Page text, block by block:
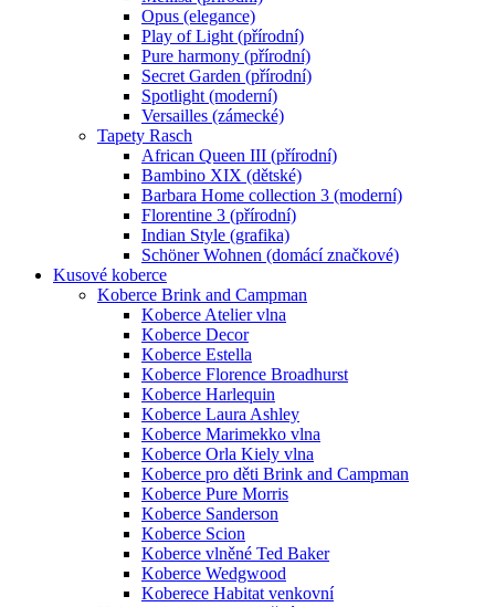
Opus (elegance)
Play of Light (přírodní)
Pure harmony (přírodní)
Secret Garden (přírodní)
Spotlight (moderní)
Versailles (zámecké)
Tapety Rasch
African Queen III (přírodní)
Bambino XIX (dětské)
Barbara Home collection 3 (moderní)
Florentine 3 (přírodní)
Indian Style (grafika)
Schöner Wohnen (domácí značkové)
Kusové koberce
Koberce Brink and Campman
Koberce Atelier vlna
Koberce Decor
Koberce Estella
Koberce Florence Broadhurst
Koberce Harlequin
Koberce Laura Ashley
Koberce Marimekko vlna
Koberce Orla Kiely vlna
Koberce pro děti Brink and Campman
Koberce Pure Morris
Koberce Sanderson
Koberce Scion
Koberce vlněné Ted Baker
Koberce Wedgwood
Koberece Habitat venkovní